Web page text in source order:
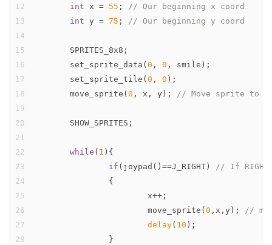
12
13
14
15
16
17
18
19
20
21
22
23
24
25
26
27
28
int x = 55 ; // Our beginning x coord
int y = 75 ; // Our beginning y coord
	SPRITES_8x8;
	set_sprite_data(
0 , 0 , smile);
	set_sprite_tile(
0 , 0 );
	move_sprite(
0 , x, y); // Move sprite to
	SHOW_SPRITES;
while ( 1 ){
if (joypad()==J_RIGHT) // If RIGHT
		{
			x++;
			move_sprite(
0 ,x,y); //
delay( 10 );
		}